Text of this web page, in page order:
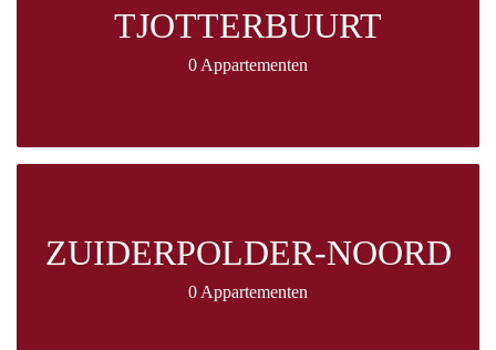
TJOTTERBUURT
0 Appartementen
ZUIDERPOLDER-NOORD
0 Appartementen